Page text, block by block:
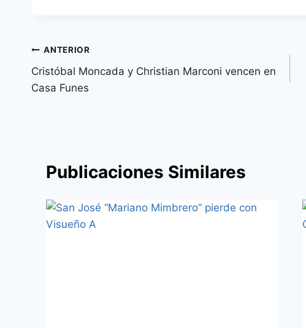
Navegación
de
ANTERIOR
Cristóbal Moncada y Christian Marconi vencen en
Casa Funes
Publicaciones Similares